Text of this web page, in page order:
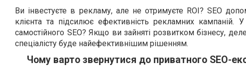
Ви інвестуєте в рекламу, але не отримуєте ROI? SEO
клієнта та підсилює ефективність рекламних
самостійного SEO? Якщо ви зайняті розвитком бізнесу,
спеціалісту буде найефективнішим рішенням.
Чому варто звернутися до приватного SEO-